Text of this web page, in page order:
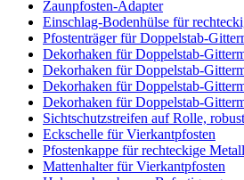
Zaunpfosten-Adapter
Einschlag-Bodenhülse für
Pfostenträger für Doppelstab-
Dekorhaken für Doppelstab-
Dekorhaken für Doppelstab-
Dekorhaken für Doppelstab-
Dekorhaken für Doppelstab-
Sichtschutzstreifen auf Rolle,
Eckschelle für Vierkantpfosten
Pfostenkappe für rechteckige
Mattenhalter für Vierkantpfosten